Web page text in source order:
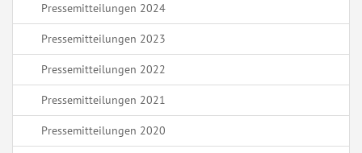
Pressemitteilungen 2024
Pressemitteilungen 2023
Pressemitteilungen 2022
Pressemitteilungen 2021
Pressemitteilungen 2020